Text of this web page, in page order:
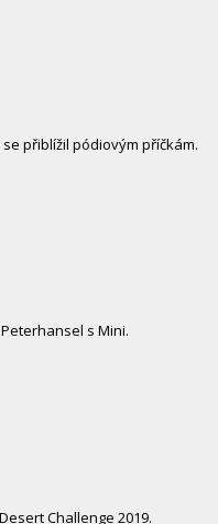
přiblížil pódiovým příčkám.
s Mini.
Challenge 2019.